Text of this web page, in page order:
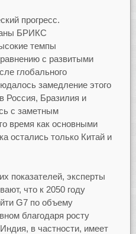
прогресс.
БРИКС
темпы
с развитыми
глобального
замедление этого
Россия, Бразилия и
с заметным
время как основными
остались только Китай и
показателей, эксперты
что к 2050 году
G7 по объему
благодаря росту
в частности, имеет